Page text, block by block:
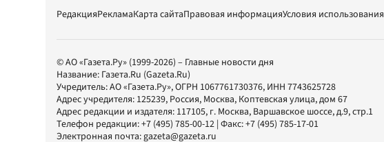
РедакцияРекламаКарта сайтаПравовая информацияУсловия использования
© АО «Газета.Ру» (1999-2026) – Главные новости дня
Название: Газета.Ru (Gazeta.Ru)
Учредитель:АО «Газета.Ру», ОГРН 1067761730376, ИНН 7743625728
Адрес учредителя: 125239, Россия, Москва, Коптевская улица, дом 67
Адрес редакции и издателя: 117105, г. Москва, Варшавское шоссе, д.9, стр.1
Телефон редакции:+7 (495) 785-00-12 | Факс:+7 (495) 785-17-01
Электронная почта:gazeta@gazeta.ru